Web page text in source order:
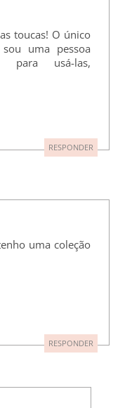
toucas! O único
uma pessoa
para usá-las,
RESPONDER
uma coleção
RESPONDER